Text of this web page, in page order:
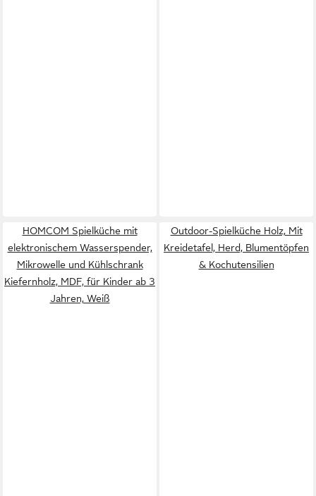
HOMCOM Spielküche mit
elektronischem Wasserspender,
Mikrowelle und Kühlschrank
Kiefernholz, MDF, für Kinder ab 3
Jahren, Weiß
Outdoor-Spielküche Holz, Mit
Kreidetafel, Herd, Blumentöpfen
& Kochutensilien